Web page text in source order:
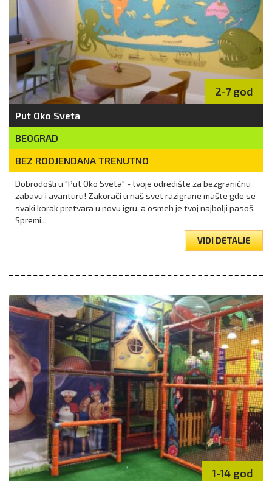
2-7 god
Put Oko Sveta
BEOGRAD
BEZ RODJENDANA TRENUTNO
Dobrodošli u "Put Oko Sveta" - tvoje odredište za bezgraničnu
zabavu i avanturu! Zakorači u naš svet razigrane mašte gde se
svaki korak pretvara u novu igru, a osmeh je tvoj najbolji pasoš.
Spremi...
VIDI DETALJE
1-14 god